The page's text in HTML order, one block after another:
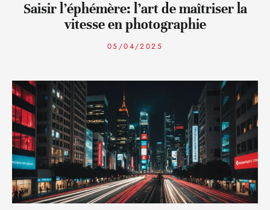
Saisir l’éphémère: l’art de maîtriser la
vitesse en photographie
05/04/2025